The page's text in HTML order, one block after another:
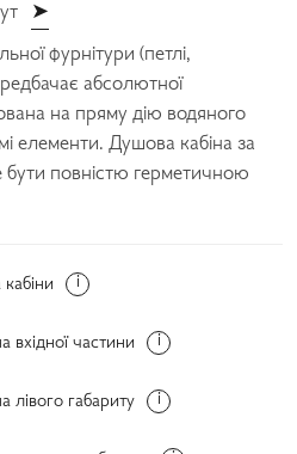
➤
фурнітури (петлі,
абсолютної
на пряму дію водяного
елементи. Душова кабіна за
повністю герметичною
вхідної частини
лівого габариту